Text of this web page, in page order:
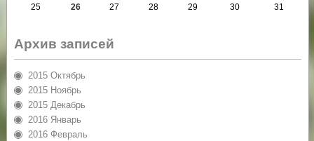
25
26 27 28 29 30 31
Архив записей
2015 Октябрь
2015 Ноябрь
2015 Декабрь
2016 Январь
2016 Февраль